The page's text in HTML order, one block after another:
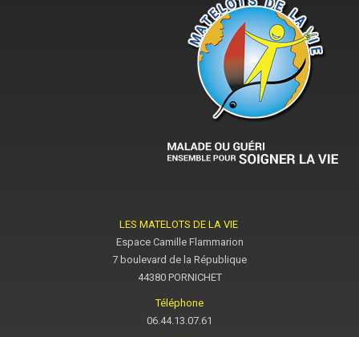
LES MATELOTS DE LA VIE
Espace Camille Flammarion
7 boulevard de la République
44380 PORNICHET
Téléphone
06.44.13.07.61